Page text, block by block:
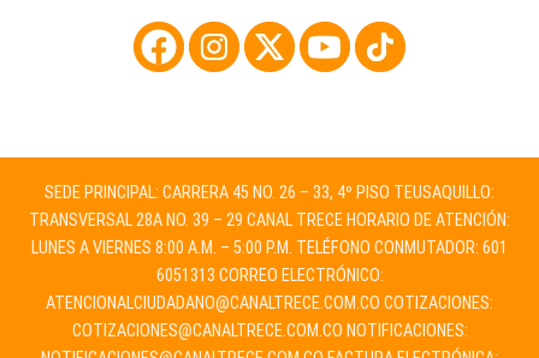
SEDE PRINCIPAL: CARRERA 45 NO. 26 – 33, 4º PISO TEUSAQUILLO:
TRANSVERSAL 28A NO. 39 – 29 CANAL TRECE HORARIO DE ATENCIÓN:
LUNES A VIERNES 8:00 A.M. – 5:00 P.M. TELÉFONO CONMUTADOR: 601
6051313 CORREO ELECTRÓNICO:
ATENCIONALCIUDADANO@CANALTRECE.COM.CO COTIZACIONES:
COTIZACIONES@CANALTRECE.COM.CO NOTIFICACIONES: